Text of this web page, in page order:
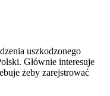
uszkodzonego
Głównie interesuje
żeby zarejstrować